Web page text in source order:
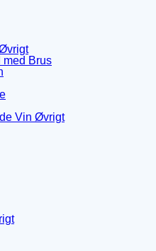
med Brus
Vin Øvrigt